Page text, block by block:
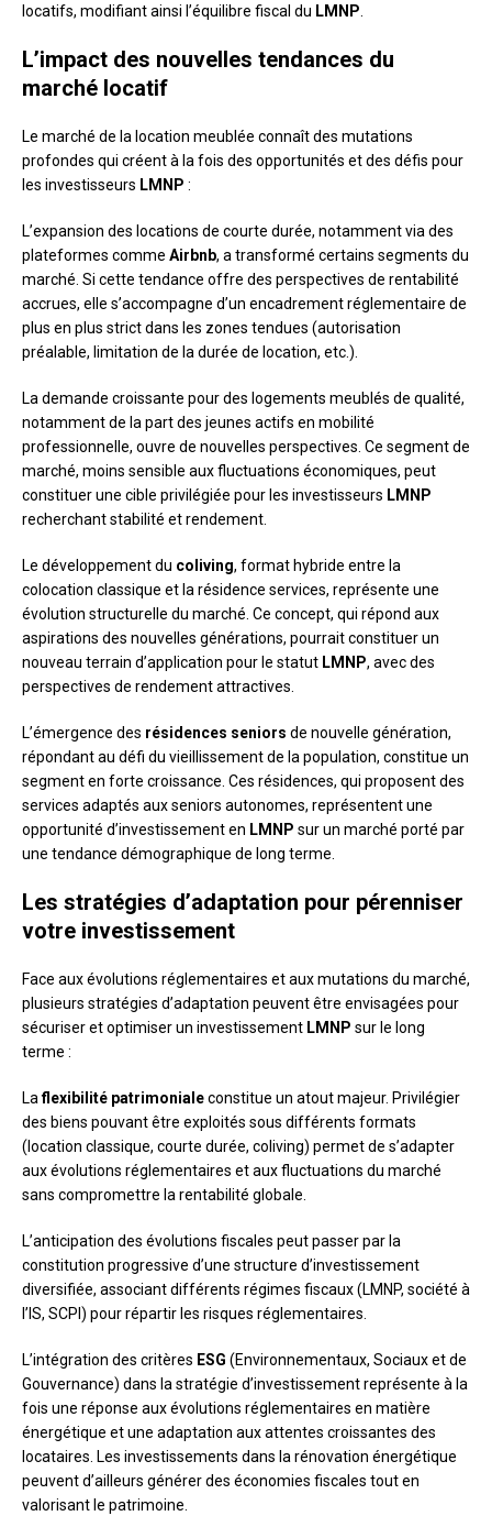
locatifs, modifiant ainsi l’équilibre fiscal du LMNP
L’impact des nouvelles tendances du
marché locatif
Le marché de la location meublée connaît des mutations
profondes qui créent à la fois des opportunités et des défis pour
les investisseurs LMNP :
L’expansion des locations de courte durée, notamment via des
plateformes comme Airbnb, a transformé certains segments du
marché. Si cette tendance offre des perspectives de rentabilité
accrues, elle s’accompagne d’un encadrement réglementaire de
plus en plus strict dans les zones tendues (autorisation
préalable, limitation de la durée de location, etc.).
La demande croissante pour des logements meublés de qualité,
notamment de la part des jeunes actifs en mobilité
professionnelle, ouvre de nouvelles perspectives. Ce segment de
marché, moins sensible aux fluctuations économiques, peut
constituer une cible privilégiée pour les investisseurs LMNP
recherchant stabilité et rendement.
Le développement du coliving, format hybride entre la
colocation classique et la résidence services, représente une
évolution structurelle du marché. Ce concept, qui répond aux
aspirations des nouvelles générations, pourrait constituer un
nouveau terrain d’application pour le statut LMNP, avec des
perspectives de rendement attractives.
L’émergence des résidences seniors de nouvelle génération,
répondant au défi du vieillissement de la population, constitue un
segment en forte croissance. Ces résidences, qui proposent des
services adaptés aux seniors autonomes, représentent une
opportunité d’investissement en LMNP sur un marché porté par
une tendance démographique de long terme.
Les stratégies d’adaptation pour pérenniser
votre investissement
Face aux évolutions réglementaires et aux mutations du marché,
plusieurs stratégies d’adaptation peuvent être envisagées pour
sécuriser et optimiser un investissement LMNP sur le long
terme :
Laflexibilité patrimonialeconstitue un atout majeur. Privilégier
des biens pouvant être exploités sous différents formats
(location classique, courte durée, coliving) permet de s’adapter
aux évolutions réglementaires et aux fluctuations du marché
sans compromettre la rentabilité globale.
L’anticipation des évolutions fiscales peut passer par la
constitution progressive d’une structure d’investissement
diversifiée, associant différents régimes fiscaux (LMNP, société à
l’IS, SCPI) pour répartir les risques réglementaires.
L’intégration des critères ESG (Environnementaux, Sociaux et de
Gouvernance) dans la stratégie d’investissement représente à la
fois une réponse aux évolutions réglementaires en matière
énergétique et une adaptation aux attentes croissantes des
locataires. Les investissements dans la rénovation énergétique
peuvent d’ailleurs générer des économies fiscales tout en
valorisant le patrimoine.